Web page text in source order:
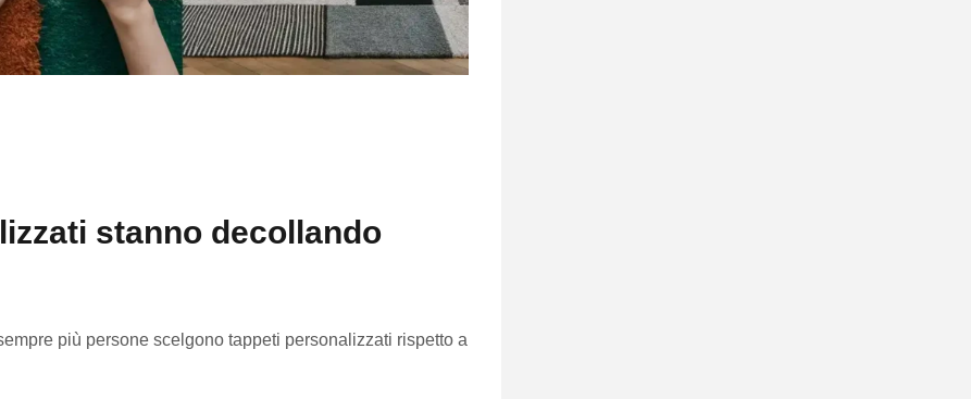
stanno decollando
più persone scelgono tappeti personalizzati rispetto a